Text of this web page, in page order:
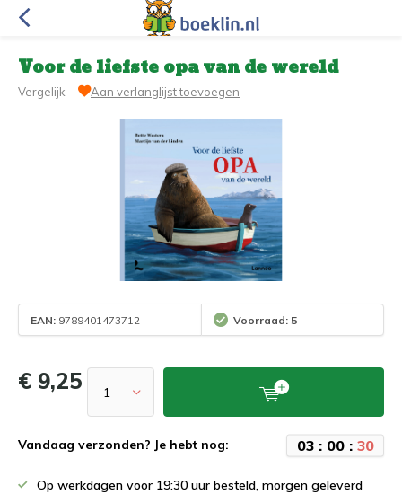
Voor de liefste opa van de wereld
Vergelijk Aan verlanglijst toevoegen
EAN: 9789401473712 Voorraad: 5
€ 9,25
Vandaag verzonden? Je hebt nog: 03: 00: 30
Op werkdagen voor 19:30 uur besteld, morgen geleverd